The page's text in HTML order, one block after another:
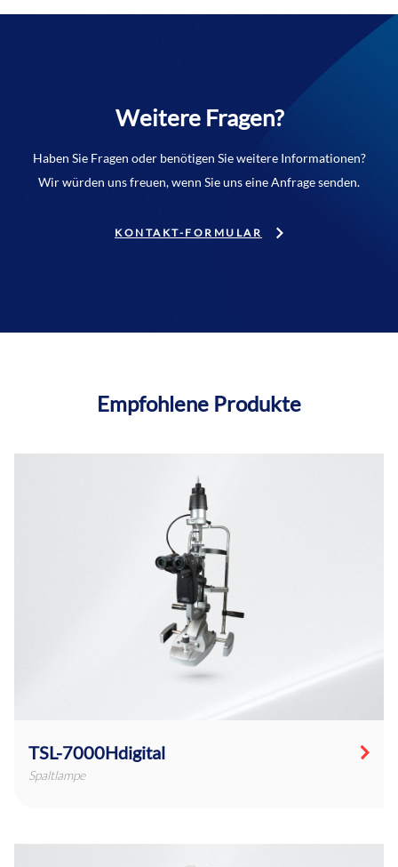
Weitere Fragen?
Haben Sie Fragen oder benötigen Sie weitere Informationen?
Wir würden uns freuen, wenn Sie uns eine Anfrage senden.
KONTAKT-FORMULAR
Empfohlene Produkte
TSL-7000Hdigital
Spaltlampe